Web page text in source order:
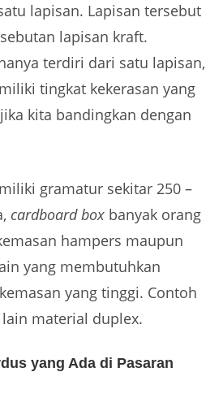
lapisan. Lapisan tersebut
lapisan kraft.
terdiri dari satu lapisan,
tingkat kekerasan yang
kita bandingkan dengan
gramatur sekitar 250 –
cardboard box banyak orang
hampers maupun
yang membutuhkan
yang tinggi. Contoh
material duplex.
yang Ada di Pasaran